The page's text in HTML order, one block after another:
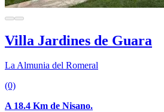
Villa Jardines de Guara
La Almunia del Romeral
(0)
A 18.4 Km de Nisano.